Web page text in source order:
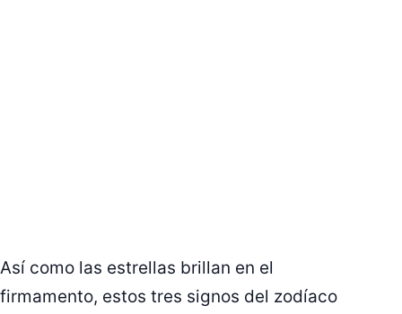
Así como las estrellas brillan en el
firmamento, estos tres signos del zodíaco